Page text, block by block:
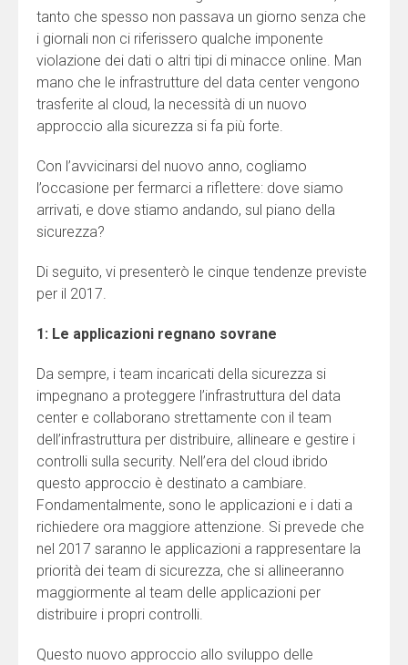
tanto che spesso non passava un giorno senza che
i giornali non ci riferissero qualche imponente
violazione dei dati o altri tipi di minacce online. Man
mano che le infrastrutture del data center vengono
trasferite al cloud, la necessità di un nuovo
approccio alla sicurezza si fa più forte.
Con l’avvicinarsi del nuovo anno, cogliamo
l’occasione per fermarci a riflettere: dove siamo
arrivati, e dove stiamo andando, sul piano della
sicurezza?
Di seguito, vi presenterò le cinque tendenze previste
per il 2017.
1: Le applicazioni regnano sovrane
Da sempre, i team incaricati della sicurezza si
impegnano a proteggere l’infrastruttura del data
center e collaborano strettamente con il team
dell’infrastruttura per distribuire, allineare e gestire i
controlli sulla security. Nell’era del cloud ibrido
questo approccio è destinato a cambiare.
Fondamentalmente, sono le applicazioni e i dati a
richiedere ora maggiore attenzione. Si prevede che
nel 2017 saranno le applicazioni a rappresentare la
priorità dei team di sicurezza, che si allineeranno
maggiormente al team delle applicazioni per
distribuire i propri controlli.
Questo nuovo approccio allo sviluppo delle